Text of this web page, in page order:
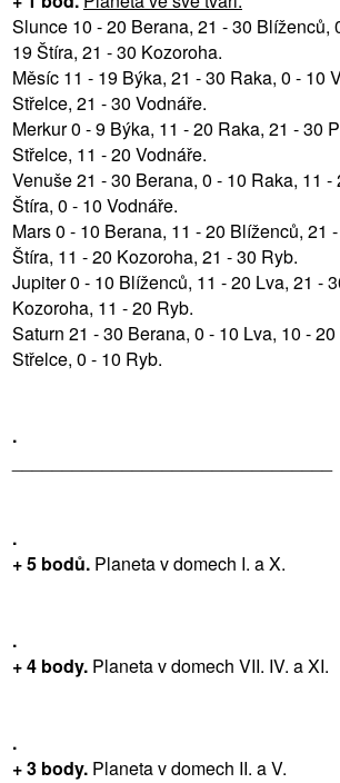
Slunce 10 - 20 Berana, 21 - 30 Blíženců,
19 Štíra, 21 - 30 Kozoroha.
Měsíc 11 - 19 Býka, 21 - 30 Raka, 0 - 10
Střelce, 21 - 30 Vodnáře.
Merkur 0 - 9 Býka, 11 - 20 Raka, 21 - 30
Střelce, 11 - 20 Vodnáře.
Venuše 21 - 30 Berana, 0 - 10 Raka, 11 -
Štíra, 0 - 10 Vodnáře.
Mars 0 - 10 Berana, 11 - 20 Blíženců, 21
Štíra, 11 - 20 Kozoroha, 21 - 30 Ryb.
Jupiter 0 - 10 Blíženců, 11 - 20 Lva, 21 -
Kozoroha, 11 - 20 Ryb.
Saturn 21 - 30 Berana, 0 - 10 Lva, 10 -
Střelce, 0 - 10 Ryb.
.
.
+ 5 bodů. Planeta v domech I. a X.
.
+ 4 body. Planeta v domech VII. IV. a XI.
.
+ 3 body. Planeta v domech II. a V.